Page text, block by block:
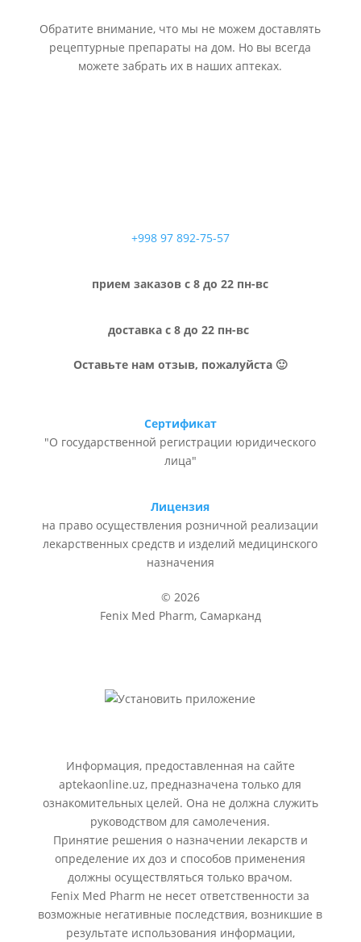
Обратите внимание, что мы не можем доставлять
рецептурные препараты на дом. Но вы всегда
можете забрать их в наших аптеках.
+998 97 892-75-57
прием заказов с 8 до 22 пн-вс
доставка с 8 до 22 пн-вс
Оставьте нам отзыв, пожалуйста 🙂
Сертификат
"О государственной регистрации юридического
лица"
Лицензия
на право осуществления розничной реализации
лекарственных средств и изделий медицинского
назначения
© 2026
Fenix Med Pharm, Самарканд
Информация, предоставленная на сайте
aptekaonline.uz, предназначена только для
ознакомительных целей. Она не должна служить
руководством для самолечения.
Принятие решения о назначении лекарств и
определение их доз и способов применения
должны осуществляться только врачом.
Fenix Med Pharm не несет ответственности за
возможные негативные последствия, возникшие в
результате использования информации,